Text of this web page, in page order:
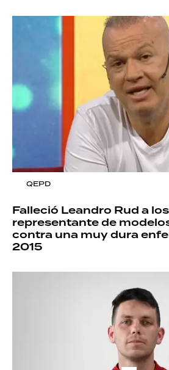
QEPD
Falleció Leandro Rud a
representante de
contra una muy dura
2015